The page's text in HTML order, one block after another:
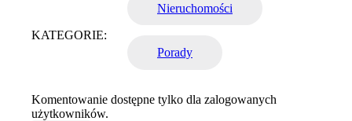
KATEGORIE:
Nieruchomości
Porady
Komentowanie dostępne tylko dla zalogowanych
użytkowników.